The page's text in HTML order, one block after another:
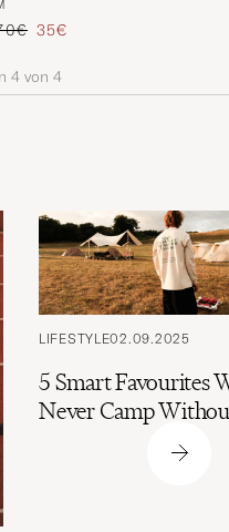
Preis
Reduzierter Preis
35€
4 von 4
LIFESTYLE02.09.2025
5 Smart Favourites
Never Camp